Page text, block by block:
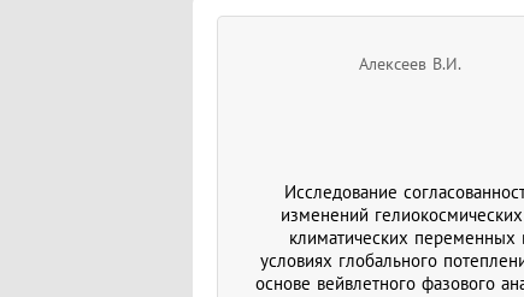
Алексеев В.И.
Исследование
изменений
климатических переменных
условиях глобального
основе вейвлетного фазового